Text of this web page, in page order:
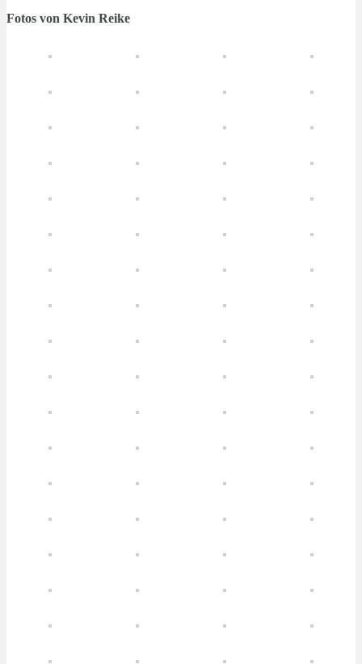
Fotos von Kevin Reike